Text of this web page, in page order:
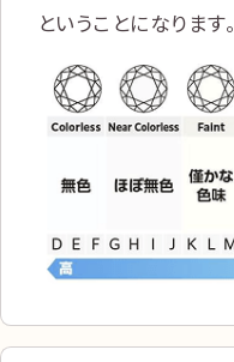
ということになります。